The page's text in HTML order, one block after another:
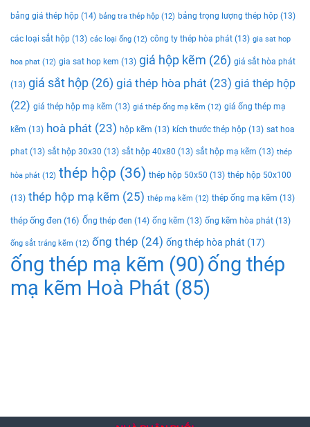
bảng giá thép hộp (14) bảng tra thép hộp (12) bảng trọng lượng thép hộp (13)
các loại sắt hộp (13) các loại ống (12) công ty thép hòa phát (13) gia sat hop
hoa phat (12) gia sat hop kem (13) giá hộp kẽm (26) giá sắt hòa phát
(13) giá sắt hộp (26) giá thép hòa phát (23) giá thép hộp
(22) giá thép hộp mạ kẽm (13) giá thép ống mạ kẽm (12) giá ống thép mạ
kẽm (13) hoà phát (23) hộp kẽm (13) kích thước thép hộp (13) sat hoa
phat (13) sắt hộp 30x30 (13) sắt hộp 40x80 (13) sắt hộp mạ kẽm (13) thép
hòa phát (12) thép hộp (36) thép hộp 50x50 (13) thép hộp 50x100
(13) thép hộp mạ kẽm (25) thép mạ kẽm (12) thép ống mạ kẽm (13)
thép ống đen (16) Ống thép đen (14) ống kẽm (13) ống kẽm hòa phát (13)
ống sắt tráng kẽm (12) ống thép (24) ống thép hòa phát (17)
ống thép mạ kẽm (90) ống thép
mạ kẽm Hoà Phát (85)